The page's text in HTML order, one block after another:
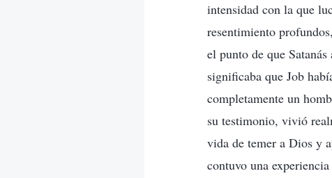
intensidad con la que
resentimiento
el punto de que
significaba que Job
completamente un
su testimonio, vivió
vida de temer a Dios y
contuvo una